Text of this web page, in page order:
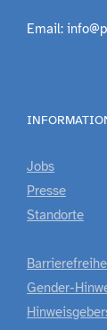
Email:
Jobs
Presse
Standorte
Gender-